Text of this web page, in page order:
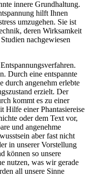
innere Grundhaltung.
hilft Ihnen
umzugehen. Sie ist
deren Wirksamkeit
nachgewiesen
Durch eine entspannte
durch angenehm erlebte
erzielt. Der
kommt es zu einer
Hilfe einer Phantasiereise
oder dem Text vor,
und angenehme
aber fast nicht
in unserer Vorstellung
können so unsere
nutzen, was wir gerade
all unsere Sinne